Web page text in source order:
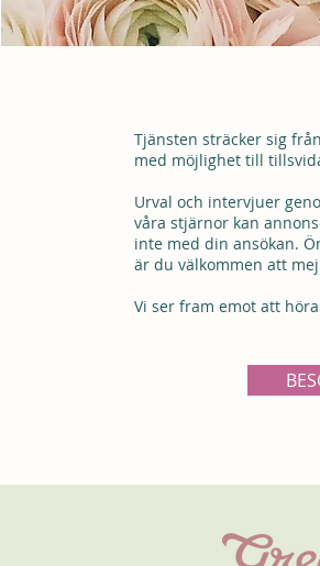
Tjänsten sträcker sig
med möjlighet till
Urval och intervjuer
våra stjärnor kan
inte med din ansökan.
är du välkommen att
Vi ser fram emot att